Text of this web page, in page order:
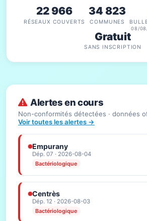
22 966
RÉSEAUX COUVERTS
34 823
COMMUNES
08/
Gratuit
SANS INSCRIPTION
Alertes en cours
Non-conformités détectées · données
Voir toutes les alertes →
Empurany
Dép. 07 · 2026-08-04
Bactériologique
Centrès
Dép. 12 · 2026-08-03
Bactériologique